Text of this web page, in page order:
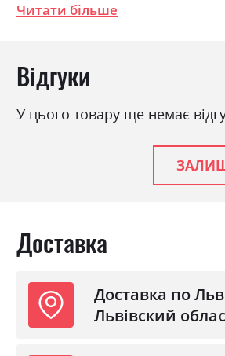
Колір (Корпус):
модерн
Читати більше
Відгуки
У цього товару ще немає
Доставка
Доставка по
Львівский